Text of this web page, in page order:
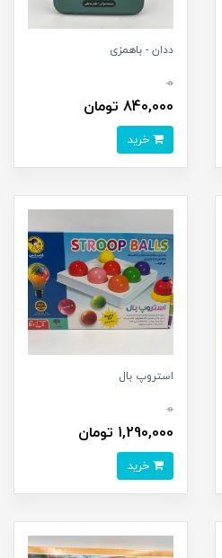
ددان - باهمزی
0
840,000 تومان
استروپ بال
0
1,290,000 تومان